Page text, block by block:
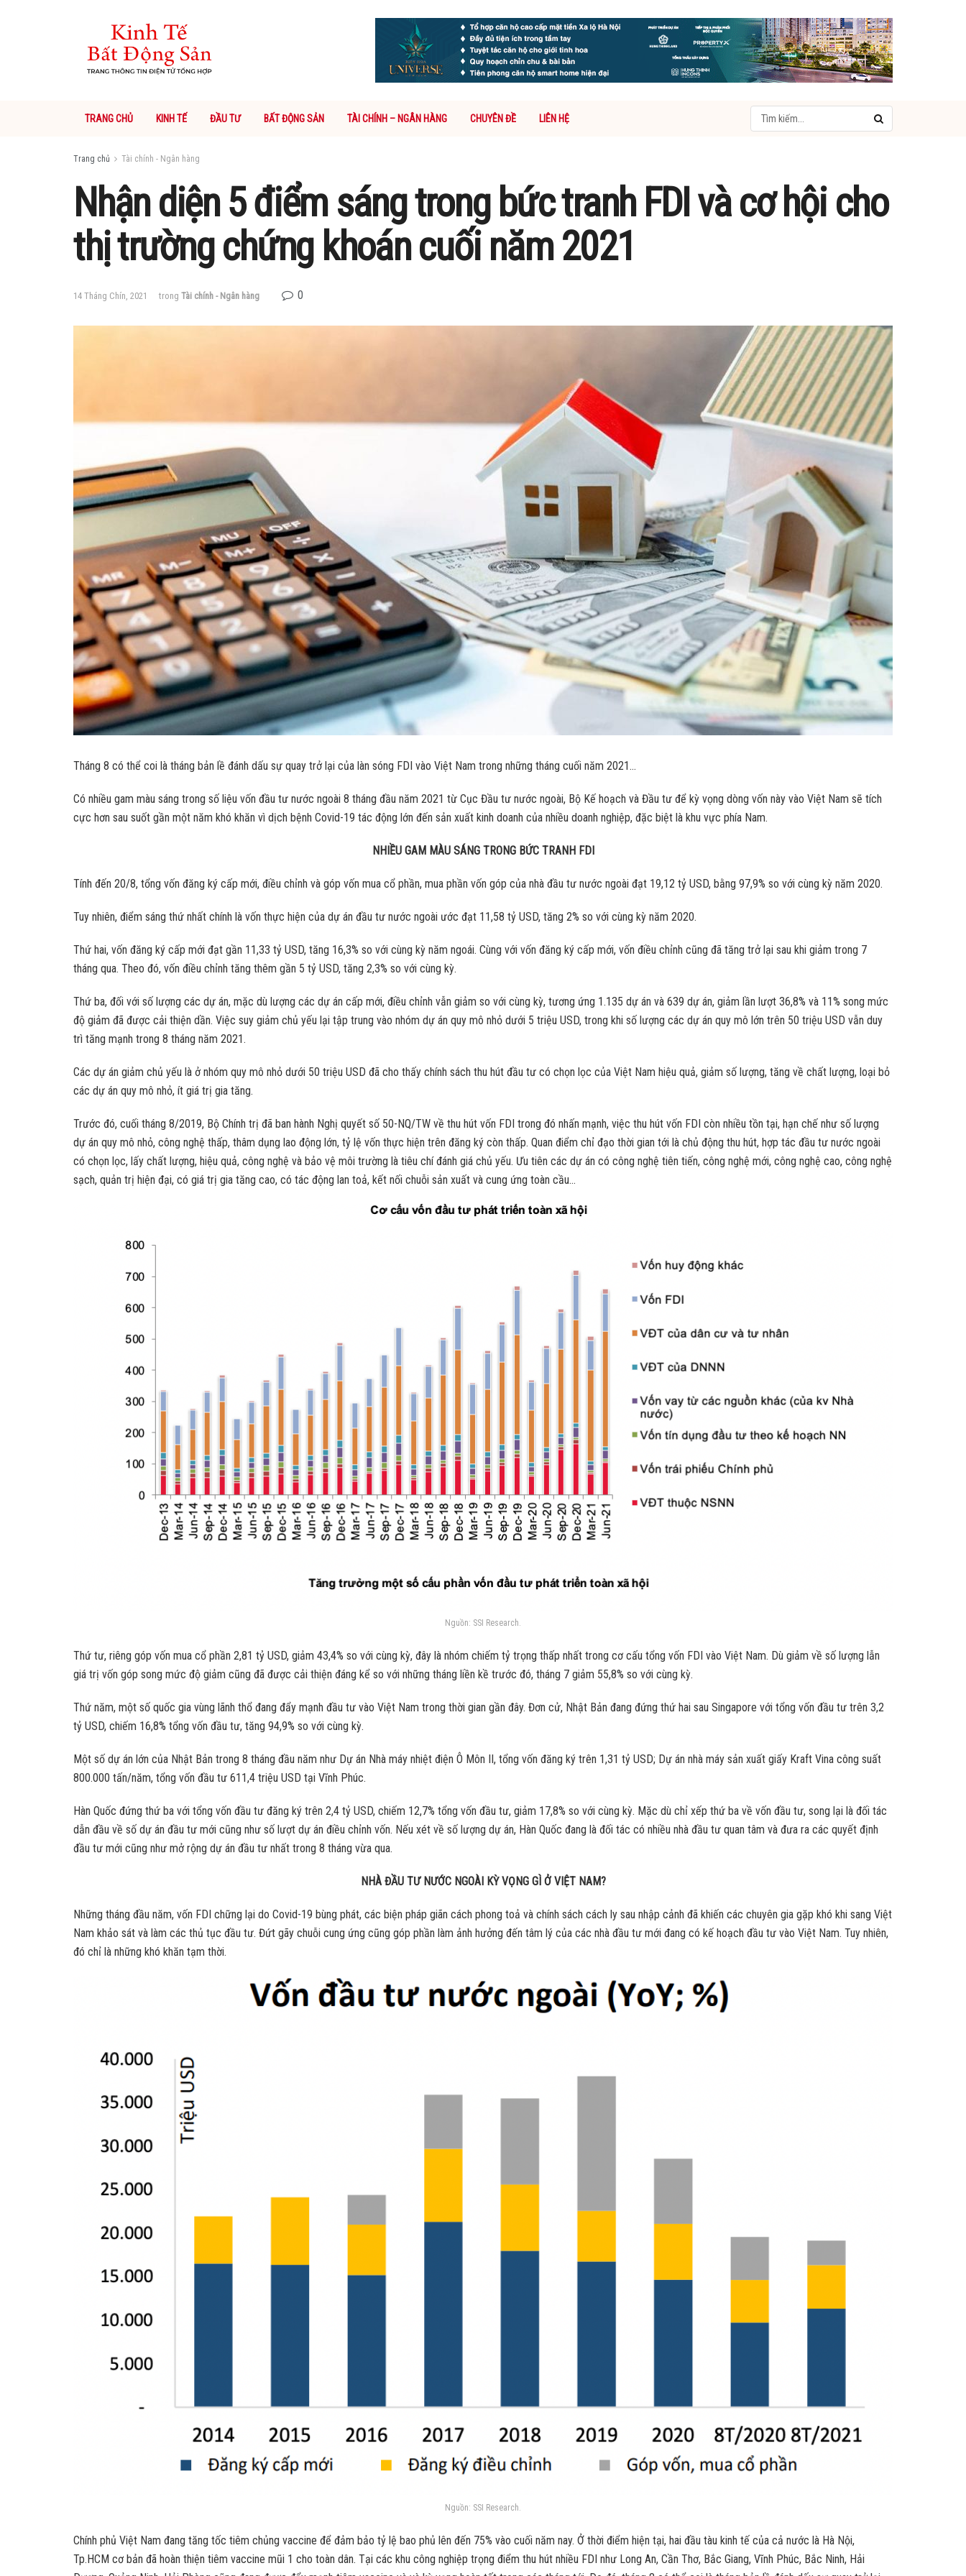
TRANG CHỦ KINH TẾ ĐẦU TƯ BẤT ĐỘNG SẢN TÀI CHÍNH – NGÂN HÀNG CHUYÊN ĐỀ LIÊN HỆ
Trang chủ Tài chính - Ngân hàng
Nhận diện 5 điểm sáng trong bức tranh FDI và cơ hội cho
thị trường chứng khoán cuối năm 2021
14 Tháng Chín, 2021 trong Tài chính - Ngân hàng 0
Tháng 8 có thể coi là tháng bản lề đánh dấu sự quay trở lại của làn sóng FDI vào Việt Nam trong những tháng cuối năm 2021…
Có nhiều gam màu sáng trong số liệu vốn đầu tư nước ngoài 8 tháng đầu năm 2021 từ Cục Đầu tư nước ngoài, Bộ Kế hoạch và Đầu tư để kỳ vọng dòng vốn này vào Việt Nam sẽ tích
cực hơn sau suốt gần một năm khó khăn vì dịch bệnh Covid-19 tác động lớn đến sản xuất kinh doanh của nhiều doanh nghiệp, đặc biệt là khu vực phía Nam.
NHIỀU GAM MÀU SÁNG TRONG BỨC TRANH FDI
Tính đến 20/8, tổng vốn đăng ký cấp mới, điều chỉnh và góp vốn mua cổ phần, mua phần vốn góp của nhà đầu tư nước ngoài đạt 19,12 tỷ USD, bằng 97,9% so với cùng kỳ năm 2020.
Tuy nhiên, điểm sáng thứ nhất chính là vốn thực hiện của dự án đầu tư nước ngoài ước đạt 11,58 tỷ USD, tăng 2% so với cùng kỳ năm 2020.
Thứ hai, vốn đăng ký cấp mới đạt gần 11,33 tỷ USD, tăng 16,3% so với cùng kỳ năm ngoái. Cùng với vốn đăng ký cấp mới, vốn điều chỉnh cũng đã tăng trở lại sau khi giảm trong 7
tháng qua. Theo đó, vốn điều chỉnh tăng thêm gần 5 tỷ USD, tăng 2,3% so với cùng kỳ.
Thứ ba, đối với số lượng các dự án, mặc dù lượng các dự án cấp mới, điều chỉnh vẫn giảm so với cùng kỳ, tương ứng 1.135 dự án và 639 dự án, giảm lần lượt 36,8% và 11% song mức
độ giảm đã được cải thiện dần. Việc suy giảm chủ yếu lại tập trung vào nhóm dự án quy mô nhỏ dưới 5 triệu USD, trong khi số lượng các dự án quy mô lớn trên 50 triệu USD vẫn duy
trì tăng mạnh trong 8 tháng năm 2021.
Các dự án giảm chủ yếu là ở nhóm quy mô nhỏ dưới 50 triệu USD đã cho thấy chính sách thu hút đầu tư có chọn lọc của Việt Nam hiệu quả, giảm số lượng, tăng về chất lượng, loại bỏ
các dự án quy mô nhỏ, ít giá trị gia tăng.
Trước đó, cuối tháng 8/2019, Bộ Chính trị đã ban hành Nghị quyết số 50-NQ/TW về thu hút vốn FDI trong đó nhấn mạnh, việc thu hút vốn FDI còn nhiều tồn tại, hạn chế như số lượng
dự án quy mô nhỏ, công nghệ thấp, thâm dụng lao động lớn, tỷ lệ vốn thực hiện trên đăng ký còn thấp. Quan điểm chỉ đạo thời gian tới là chủ động thu hút, hợp tác đầu tư nước ngoài
có chọn lọc, lấy chất lượng, hiệu quả, công nghệ và bảo vệ môi trường là tiêu chí đánh giá chủ yếu. Ưu tiên các dự án có công nghệ tiên tiến, công nghệ mới, công nghệ cao, công nghệ
sạch, quản trị hiện đại, có giá trị gia tăng cao, có tác động lan toả, kết nối chuỗi sản xuất và cung ứng toàn cầu…
Nguồn: SSI Research.
Thứ tư, riêng góp vốn mua cổ phần 2,81 tỷ USD, giảm 43,4% so với cùng kỳ, đây là nhóm chiếm tỷ trọng thấp nhất trong cơ cấu tổng vốn FDI vào Việt Nam. Dù giảm về số lượng lẫn
giá trị vốn góp song mức độ giảm cũng đã được cải thiện đáng kể so với những tháng liền kề trước đó, tháng 7 giảm 55,8% so với cùng kỳ.
Thứ năm, một số quốc gia vùng lãnh thổ đang đẩy mạnh đầu tư vào Việt Nam trong thời gian gần đây. Đơn cử, Nhật Bản đang đứng thứ hai sau Singapore với tổng vốn đầu tư trên 3,2
tỷ USD, chiếm 16,8% tổng vốn đầu tư, tăng 94,9% so với cùng kỳ.
Một số dự án lớn của Nhật Bản trong 8 tháng đầu năm như Dự án Nhà máy nhiệt điện Ô Môn II, tổng vốn đăng ký trên 1,31 tỷ USD; Dự án nhà máy sản xuất giấy Kraft Vina công suất
800.000 tấn/năm, tổng vốn đầu tư 611,4 triệu USD tại Vĩnh Phúc.
Hàn Quốc đứng thứ ba với tổng vốn đầu tư đăng ký trên 2,4 tỷ USD, chiếm 12,7% tổng vốn đầu tư, giảm 17,8% so với cùng kỳ. Mặc dù chỉ xếp thứ ba về vốn đầu tư, song lại là đối tác
dẫn đầu về số dự án đầu tư mới cũng như số lượt dự án điều chỉnh vốn. Nếu xét về số lượng dự án, Hàn Quốc đang là đối tác có nhiều nhà đầu tư quan tâm và đưa ra các quyết định
đầu tư mới cũng như mở rộng dự án đầu tư nhất trong 8 tháng vừa qua.
NHÀ ĐẦU TƯ NƯỚC NGOÀI KỲ VỌNG GÌ Ở VIỆT NAM?
Những tháng đầu năm, vốn FDI chững lại do Covid-19 bùng phát, các biện pháp giãn cách phong toả và chính sách cách ly sau nhập cảnh đã khiến các chuyên gia gặp khó khi sang Việt
Nam khảo sát và làm các thủ tục đầu tư. Đứt gãy chuỗi cung ứng cũng góp phần làm ảnh hưởng đến tâm lý của các nhà đầu tư mới đang có kế hoạch đầu tư vào Việt Nam. Tuy nhiên,
đó chỉ là những khó khăn tạm thời.
Nguồn: SSI Research.
Chính phủ Việt Nam đang tăng tốc tiêm chủng vaccine để đảm bảo tỷ lệ bao phủ lên đến 75% vào cuối năm nay. Ở thời điểm hiện tại, hai đầu tàu kinh tế của cả nước là Hà Nội,
Tp.HCM cơ bản đã hoàn thiện tiêm vaccine mũi 1 cho toàn dân. Tại các khu công nghiệp trọng điểm thu hút nhiều FDI như Long An, Cần Thơ, Bắc Giang, Vĩnh Phúc, Bắc Ninh, Hải